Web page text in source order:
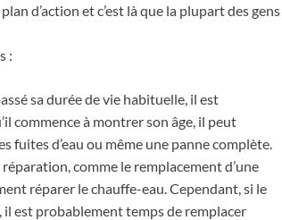
d’action et c’est là que la plupart des gens
:
sa durée de vie habituelle, il est
commence à montrer son âge, il peut
fuites d’eau ou même une panne complète.
comme le remplacement d’une
réparer le chauffe-eau. Cependant, si le
est probablement temps de remplacer